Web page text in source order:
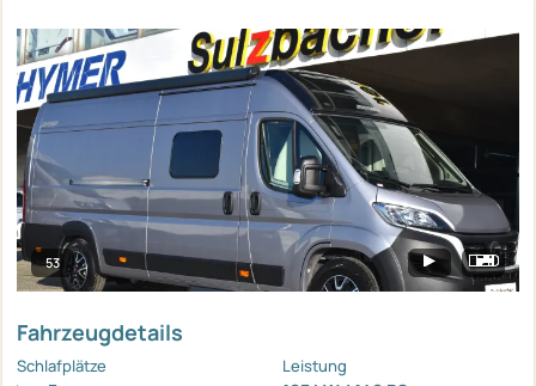
53
Fahrzeugdetails
Schlafplätze Leistung